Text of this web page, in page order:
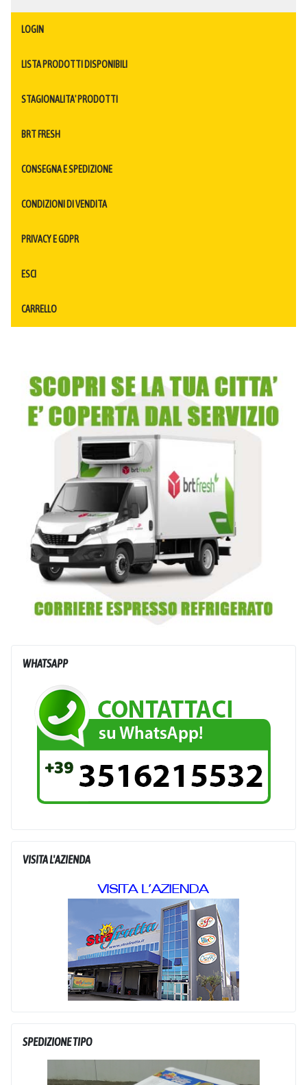
LOGIN
LISTA PRODOTTI DISPONIBILI
STAGIONALITA' PRODOTTI
BRT FRESH
CONSEGNA E SPEDIZIONE
CONDIZIONI DI VENDITA
PRIVACY E GDPR
ESCI
CARRELLO
WHATSAPP
VISITA L'AZIENDA
SPEDIZIONE TIPO